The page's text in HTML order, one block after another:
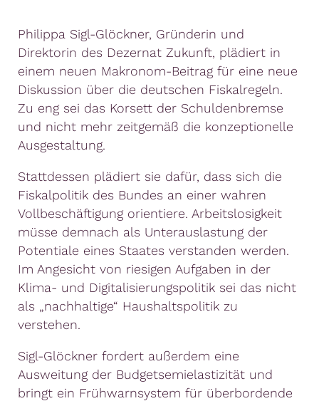
Philippa Sigl-Glöckner, Gründerin und
Direktorin des Dezernat Zukunft, plädiert in
einem neuen Makronom-Beitrag für eine neue
Diskussion über die deutschen Fiskalregeln.
Zu eng sei das Korsett der Schuldenbremse
und nicht mehr zeitgemäß die konzeptionelle
Ausgestaltung.
Stattdessen plädiert sie dafür, dass sich die
Fiskalpolitik des Bundes an einer wahren
Vollbeschäftigung orientiere. Arbeitslosigkeit
müsse demnach als Unterauslastung der
Potentiale eines Staates verstanden werden.
Im Angesicht von riesigen Aufgaben in der
Klima- und Digitalisierungspolitik sei das nicht
als „nachhaltige“ Haushaltspolitik zu
verstehen.
Sigl-Glöckner fordert außerdem eine
Ausweitung der Budgetsemielastizität und
bringt ein Frühwarnsystem für überbordende